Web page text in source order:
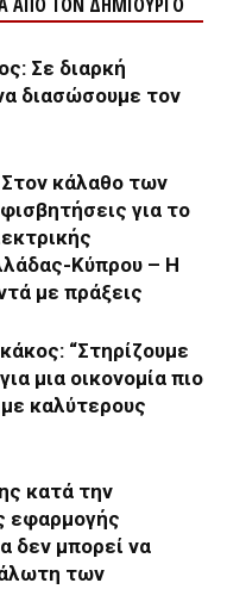
Σε διαρκή
διασώσουμε τον
κάλαθο των
για το
Κύπρου – Η
με πράξεις
“Στηρίζουμε
μια οικονομία πιο
καλύτερους
κατά την
εφαρμογής
δεν μπορεί να
των